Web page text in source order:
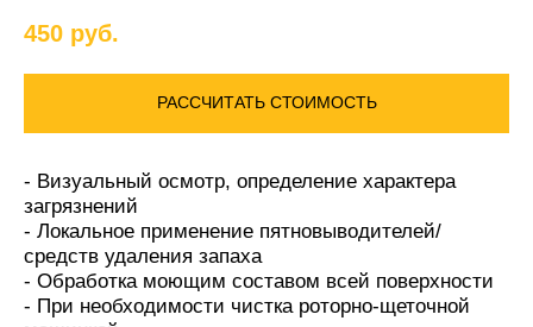
450 руб.
РАССЧИТАТЬ СТОИМОСТЬ
- Визуальный осмотр, определение характера
загрязнений
- Локальное применение пятновыводителей/
средств удаления запаха
- Обработка моющим составом всей поверхности
- При необходимости чистка роторно-щеточной